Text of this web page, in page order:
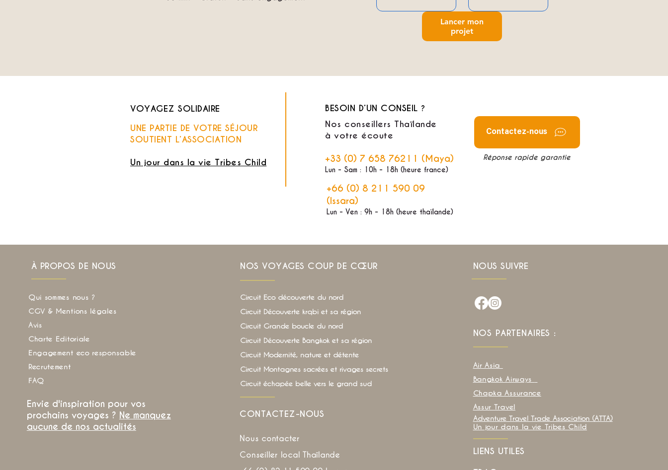
Lancer mon
projet
VOYAGEZ SOLIDAIRE
UNE PARTIE DE VOTRE SÉJOUR
SOUTIENT L’ASSOCIATION
Un jour dans la vie Tribes Child
BESOIN D’UN CONSEIL ?
Nos conseillers Thaïlande
à votre écoute
+33 (0) 7 658 76211 (Maya)
Lun - Sam : 10h - 18h (heure france)
Contactez-nous
Réponse rapide garantie
+66 (0) 8 211 590 09
(Issara)
Lun - Ven : 9h - 18h (heure thaïlande)
À PROPOS DE NOUS
Qui sommes nous ?
CGV & Mentions légales
Avis
Charte Editoriale
Engagement eco responsable
Recrutement
FAQ
Envie d'inspiration pour vos
prochains voyages ? Ne manquez
aucune de nos actualités
NOS VOYAGES COUP DE CŒUR
Circuit Eco découverte du nord
Circuit Découverte krqbi et sa région
Circuit Grande boucle du nord
Circuit Découverte Bangkok et sa région
Circuit Modernité, nature et détente
Circuit Montagnes sacrées et rivages secrets
Circuit échapée belle vers le grand sud
CONTACTEZ-NOUS
Nous contacter
Conseiller local Thaïlande
NOUS SUIVRE
NOS PARTENAIRES :
Air Asia
Bangkok Airways
Chapka Assurance
Assur Travel
Adventure Travel Trade Association (ATTA)
Un jour dans la vie Tribes Child
LIENS UTILES